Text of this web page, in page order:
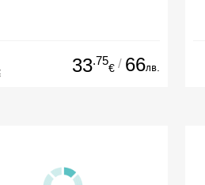
33.75
€ / 66лв.